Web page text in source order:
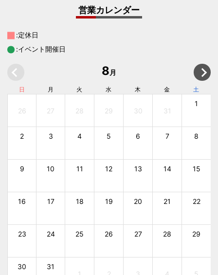
営業カレンダー
:定休日
:イベント開催日
8 月
日 月 火 水 木 金 土
26 27 28 29 30 31
1
2 3 4 5 6 7 8
9 10 11 12 13 14 15
16 17 18 19 20 21 22
23 24 25 26 27 28 29
30
31